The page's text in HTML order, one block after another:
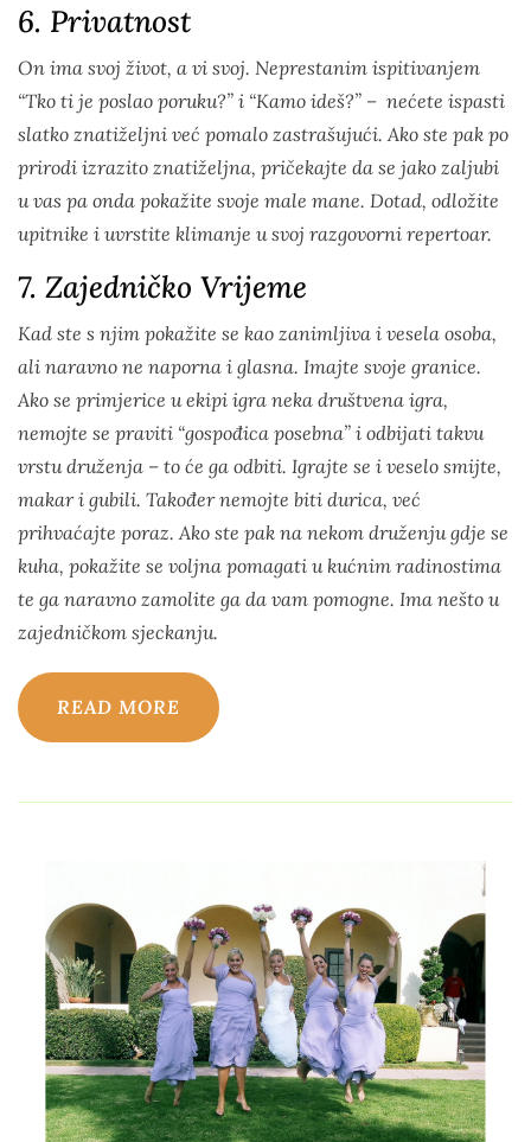
6. Privatnost
On ima svoj život, a vi svoj. Neprestanim ispitivanjem
“Tko ti je poslao poruku?” i “Kamo ideš?” – nećete ispasti
slatko znatiželjni već pomalo zastrašujući. Ako ste pak po
prirodi izrazito znatiželjna, pričekajte da se jako zaljubi
u vas pa onda pokažite svoje male mane. Dotad, odložite
upitnike i uvrstite klimanje u svoj razgovorni repertoar.
7. Zajedničko Vrijeme
Kad ste s njim pokažite se kao zanimljiva i vesela osoba,
ali naravno ne naporna i glasna. Imajte svoje granice.
Ako se primjerice u ekipi igra neka društvena igra,
nemojte se praviti “gospođica posebna” i odbijati takvu
vrstu druženja – to će ga odbiti. Igrajte se i veselo smijte,
makar i gubili. Također nemojte biti durica, već
prihvaćajte poraz. Ako ste pak na nekom druženju gdje se
kuha, pokažite se voljna pomagati u kućnim radinostima
te ga naravno zamolite ga da vam pomogne. Ima nešto u
zajedničkom sjeckanju.
READ MORE